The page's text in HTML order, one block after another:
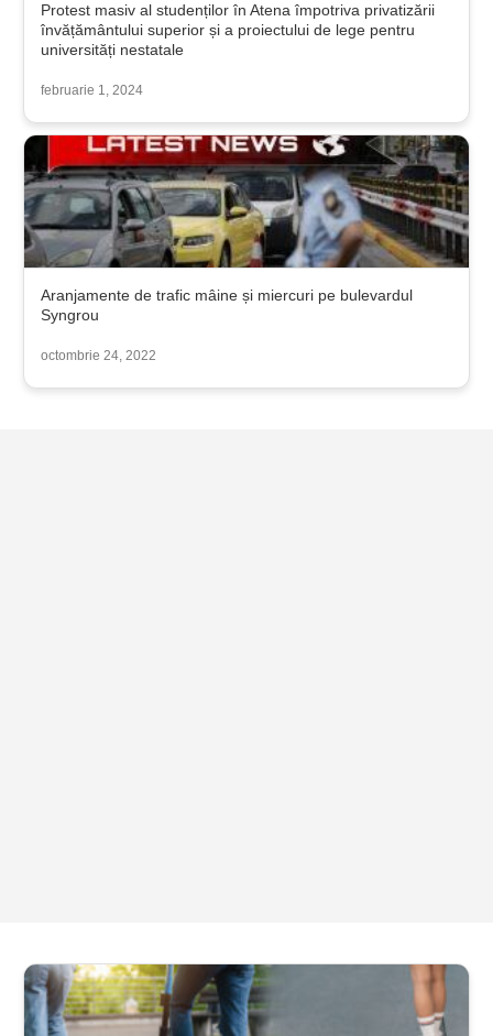
Protest masiv al studenților în Atena împotriva privatizării
învățământului superior și a proiectului de lege pentru
universități nestatale
februarie 1, 2024
Aranjamente de trafic mâine și miercuri pe bulevardul
Syngrou
octombrie 24, 2022